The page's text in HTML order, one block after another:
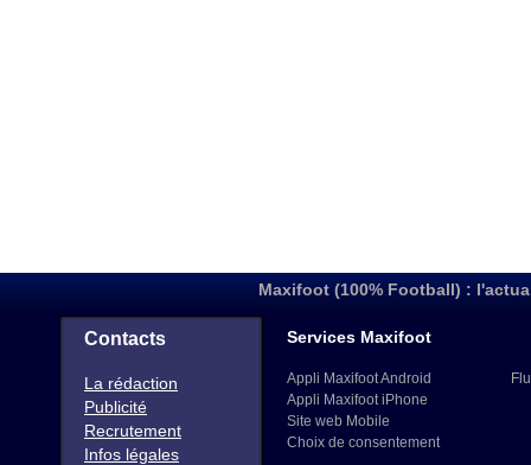
Maxifoot (100% Football) :
Contacts
La rédaction
Publicité
Recrutement
Infos légales
Services Maxifoot
Appli Maxifoot Android
Appli Maxifoot iPhone
Site web Mobile
Choix de consentement